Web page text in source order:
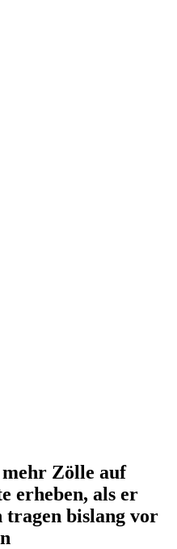
Zölle auf
erheben, als er
tragen bislang vor